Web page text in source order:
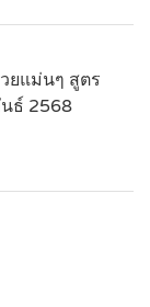
ยแม่นๆ สูตร
ธ์ 2568